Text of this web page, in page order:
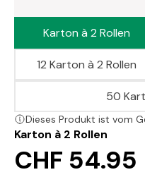
Karton à 2 Rollen
CHF 54.95
Dieses Produkt ist vom
Karton à 2 Rollen
12 Karton à 2 Rollen
50